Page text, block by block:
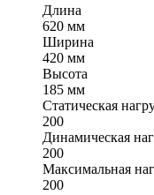
Длина
620 мм
Ширина
420 мм
Высота
185 мм
Статическая
200
Динамическая
200
Максимальная
200